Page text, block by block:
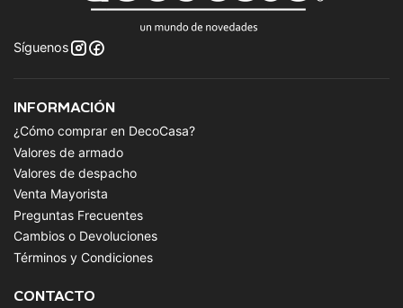
Síguenos
INFORMACIÓN
¿Cómo comprar en DecoCasa?
Valores de armado
Valores de despacho
Venta Mayorista
Preguntas Frecuentes
Cambios o Devoluciones
Términos y Condiciones
CONTACTO